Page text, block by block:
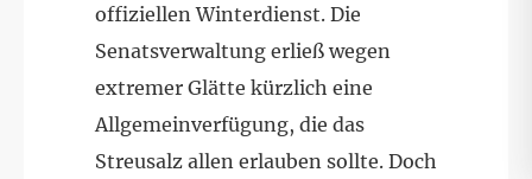
offiziellen Winterdienst. Die
Senatsverwaltung erließ wegen
extremer Glätte kürzlich eine
Allgemeinverfügung, die das
Streusalz allen erlauben sollte. Doch